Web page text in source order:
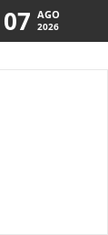
07 AGO
2026